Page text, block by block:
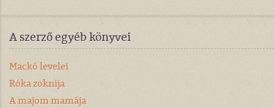
A szerző egyéb könyvei
Mackó levelei
Róka zoknija
A majom mamája